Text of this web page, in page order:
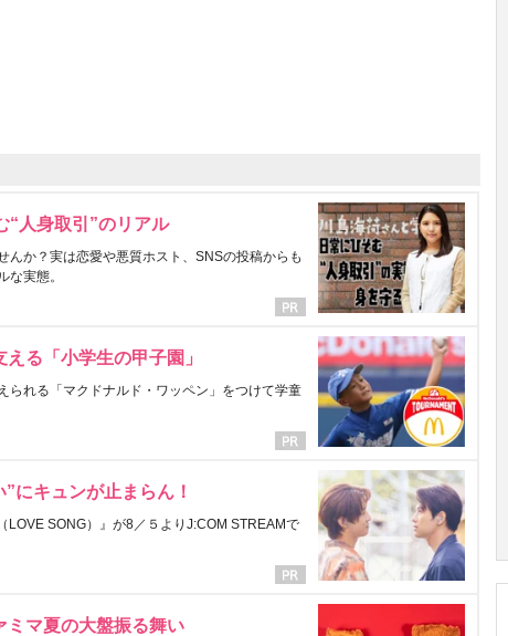
“人身取引”のリアル
んか？実は恋愛や悪質ホスト、SNSの投稿からも
な実態。
る「小学生の甲子園」
られる「マクドナルド・ワッペン」をつけて学童
にキュンが止まらん！
LOVE SONG）』が8／５よりJ:COM STREAMで
ミマ夏の大盤振る舞い